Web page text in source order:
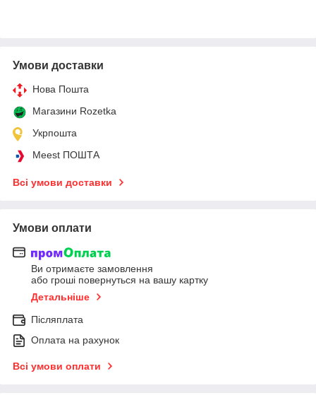
Умови доставки
Нова Пошта
Магазини Rozetka
Укрпошта
Meest ПОШТА
Всі умови доставки
Умови оплати
Ви отримаєте замовлення
або гроші повернуться на вашу картку
Детальніше
Післяплата
Оплата на рахунок
Всі умови оплати